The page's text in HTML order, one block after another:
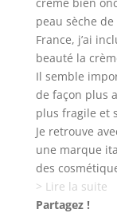
peau sèche
France, j’ai
beauté la
Il semble
de façon plus
plus fragile et
Je retrouve
une marque
des
> Lire la suite
Partagez !